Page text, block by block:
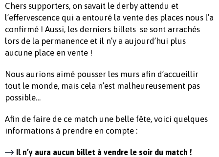
Chers supporters, on savait le derby attendu et
l’effervescence qui a entouré la vente des places nous l’a
confirmé ! Aussi, les derniers billets se sont arrachés
lors de la permanence et il n’y a aujourd’hui plus
aucune place en vente !
Nous aurions aimé pousser les murs afin d’accueillir
tout le monde, mais cela n’est malheureusement pas
possible…
Afin de faire de ce match une belle fête, voici quelques
informations à prendre en compte :
Il n’y aura aucun billet à vendre le soir du match !